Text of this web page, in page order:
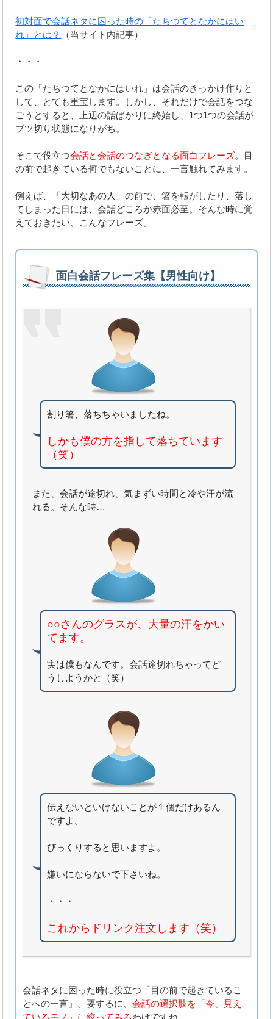
初対面で会話ネタに困った時の「たちつてとなかにはい
れ」とは？
（当サイト内記事）
・・・
この「たちつてとなかにはいれ」は会話のきっかけ作りと
して、とても重宝します。しかし、それだけで会話をつな
ごうとすると、上辺の話ばかりに終始し、1つ1つの会話が
ブツ切り状態になりがち。
そこで役立つ会話と会話のつなぎとなる面白フレーズ。目
の前で起きている何でもないことに、一言触れてみます。
例えば、「大切なあの人」の前で、箸を転がしたり、落し
てしまった日には、会話どころか赤面必至。そんな時に覚
えておきたい、こんなフレーズ。
面白会話フレーズ集【男性向け】
割り箸、落ちちゃいましたね。
しかも僕の方を指して落ちています
（笑）
また、会話が途切れ、気まずい時間と冷や汗が流
れる。そんな時…
○○さんのグラスが、大量の汗をかい
てます。
実は僕もなんです。会話途切れちゃってど
うしようかと（笑）
伝えないといけないことが１個だけあるん
ですよ。
びっくりすると思いますよ。
嫌いにならないで下さいね。
・・・
これからドリンク注文します（笑）
会話ネタに困った時に役立つ「目の前で起きているこ
とへの一言」。要するに、会話の選択肢を「今、見え
ているモノ」に絞ってみるわけですね。